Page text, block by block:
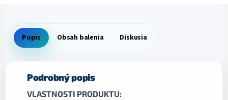
Popis Obsah balenia Diskusia
Podrobný popis
VLASTNOSTI PRODUKTU: